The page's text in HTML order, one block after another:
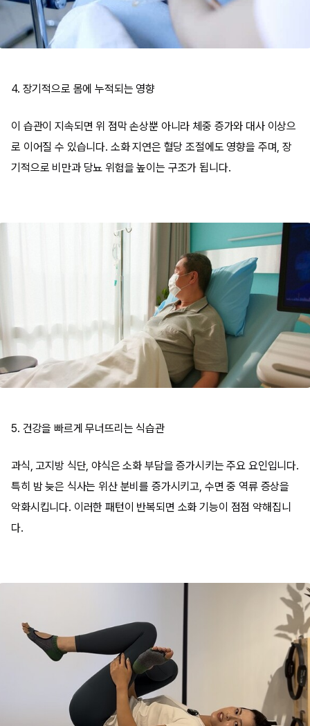
4. 장기적으로 몸에 누적되는 영향
이 습관이 지속되면 위 점막 손상뿐 아니라 체중 증가와 대사 이상으
로 이어질 수 있습니다. 소화 지연은 혈당 조절에도 영향을 주며, 장
기적으로 비만과 당뇨 위험을 높이는 구조가 됩니다.
5. 건강을 빠르게 무너뜨리는 식습관
과식, 고지방 식단, 야식은 소화 부담을 증가시키는 주요 요인입니다.
특히 밤 늦은 식사는 위산 분비를 증가시키고, 수면 중 역류 증상을
악화시킵니다. 이러한 패턴이 반복되면 소화 기능이 점점 약해집니
다.